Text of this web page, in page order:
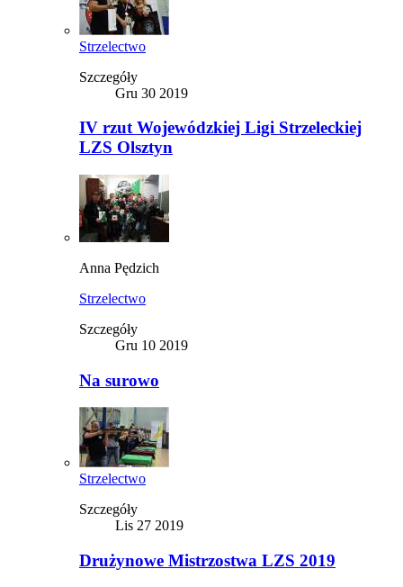
Strzelectwo
Szczegóły
Gru 30 2019
IV rzut Wojewódzkiej Ligi Strzeleckiej
LZS Olsztyn
Anna Pędzich
Strzelectwo
Szczegóły
Gru 10 2019
Na surowo
Strzelectwo
Szczegóły
Lis 27 2019
Drużynowe Mistrzostwa LZS 2019